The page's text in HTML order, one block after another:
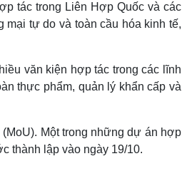
tác trong Liên Hợp Quốc và các
tự do và toàn cầu hóa kinh tế,
văn kiện hợp tác trong các lĩnh
thực phẩm, quản lý khẩn cấp và
Một trong những dự án hợp
thành lập vào ngày 19/10.